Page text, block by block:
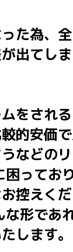
た為、
出てし
をされ
的安価
などの
っており
控えく
形であ
します。